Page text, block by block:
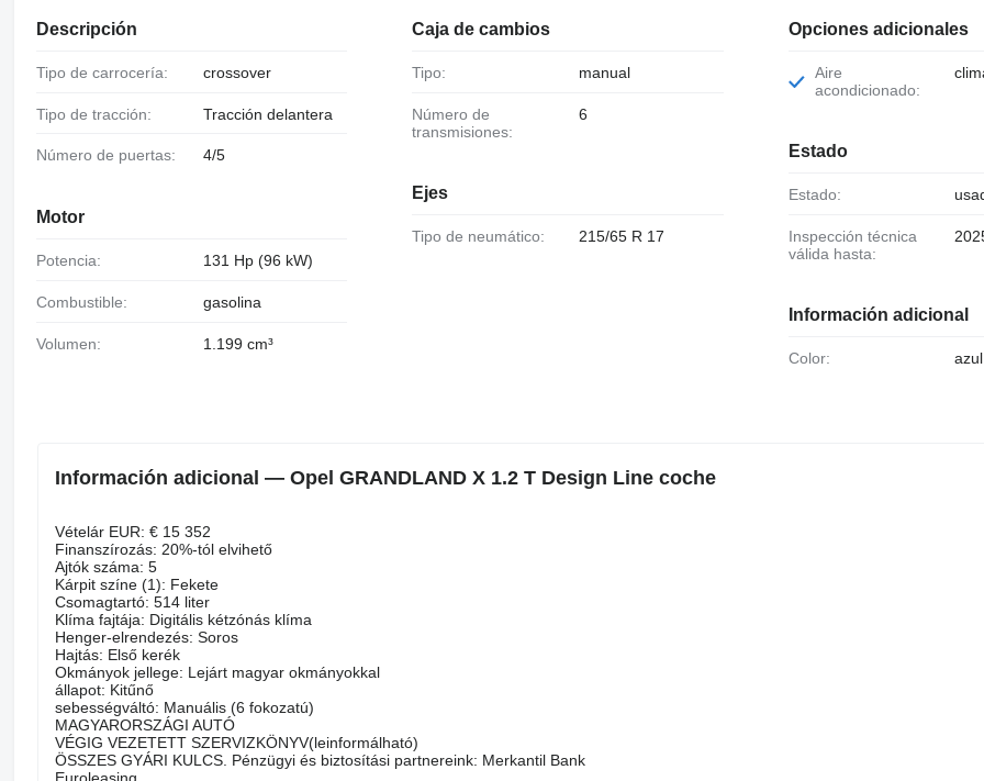
Descripción
Tipo de carrocería: crossover
Tipo de tracción: Tracción delantera
Número de puertas: 4/5
Motor
Potencia: 131 Hp (96 kW)
Combustible: gasolina
Volumen: 1.199 cm³
Caja de cambios
Tipo: manual
Número de
transmisiones:
6
Ejes
Tipo de neumático: 215/65 R 17
Opciones adicionales
Aire
acondicionado:
Estado
Estado:
Inspección técnica
válida hasta:
Información adicional
Color:
Información adicional — Opel GRANDLAND X 1.2 T Design Line coche
Vételár EUR: € 15 352
Finanszírozás: 20%-tól elvihető
Ajtók száma: 5
Kárpit színe (1): Fekete
Csomagtartó: 514 liter
Klíma fajtája: Digitális kétzónás klíma
Henger-elrendezés: Soros
Hajtás: Első kerék
Okmányok jellege: Lejárt magyar okmányokkal
állapot: Kitűnő
sebességváltó: Manuális (6 fokozatú)
MAGYARORSZÁGI AUTÓ
VÉGIG VEZETETT SZERVIZKÖNYV(leinformálható)
ÖSSZES GYÁRI KULCS. Pénzügyi és biztosítási partnereink: Merkantil Bank